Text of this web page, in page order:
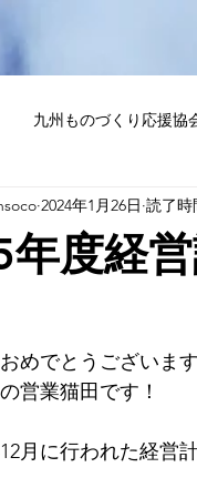
九州ものづくり応援協
陰経理女子部 配送営
年度経
2024年1月26日 読了時
めでとうございます
営業猫田です！
月に行われた経営